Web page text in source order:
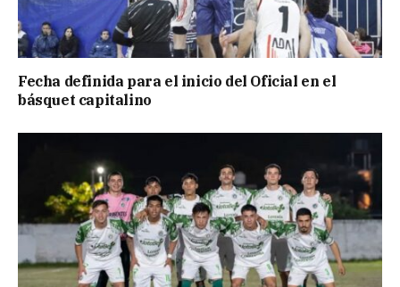
Fecha definida para el inicio del Oficial en el
básquet capitalino